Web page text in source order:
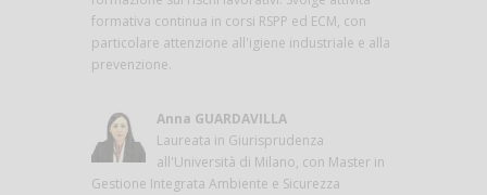
formativa continua in corsi RSPP ed ECM, con
particolare attenzione all'igiene industriale e alla
prevenzione.
Anna GUARDAVILLA
Laureata in Giurisprudenza
all'Università di Milano, con Master in
Gestione Integrata Ambiente e Sicurezza